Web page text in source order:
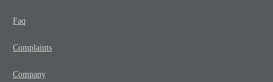
Faq
Complaints
Company